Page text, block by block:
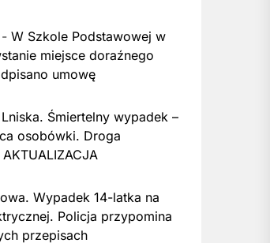
- W Szkole Podstawowej w
miejsce doraźnego
umowę
Lniska. Śmiertelny wypadek –
osobówki. Droga
Wypadek 14-latka na
Policja przypomina
przepisach